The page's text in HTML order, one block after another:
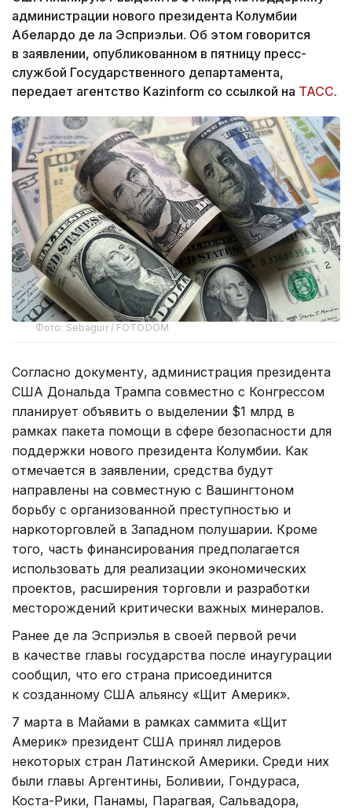
администрации нового президента Колумбии
Абелардо де ла Эсприэльи. Об этом говорится
в заявлении, опубликованном в пятницу пресс-
службой Государственного департамента,
передает агентство Kazinform со ссылкой на ТАСС.
Фото: Sebaguir / FOTODOM
Согласно документу, администрация президента
США Дональда Трампа совместно с Конгрессом
планирует объявить о выделении $1 млрд в
рамках пакета помощи в сфере безопасности для
поддержки нового президента Колумбии. Как
отмечается в заявлении, средства будут
направлены на совместную с Вашингтоном
борьбу с организованной преступностью и
наркоторговлей в Западном полушарии. Кроме
того, часть финансирования предполагается
использовать для реализации экономических
проектов, расширения торговли и разработки
месторождений критически важных минералов.
Ранее де ла Эсприэлья в своей первой речи
в качестве главы государства после инаугурации
сообщил, что его страна присоединится
к созданному США альянсу «Щит Америк».
7 марта в Майами в рамках саммита «Щит
Америк» президент США принял лидеров
некоторых стран Латинской Америки. Среди них
были главы Аргентины, Боливии, Гондураса,
Коста-Рики, Панамы, Парагвая, Сальвадора,